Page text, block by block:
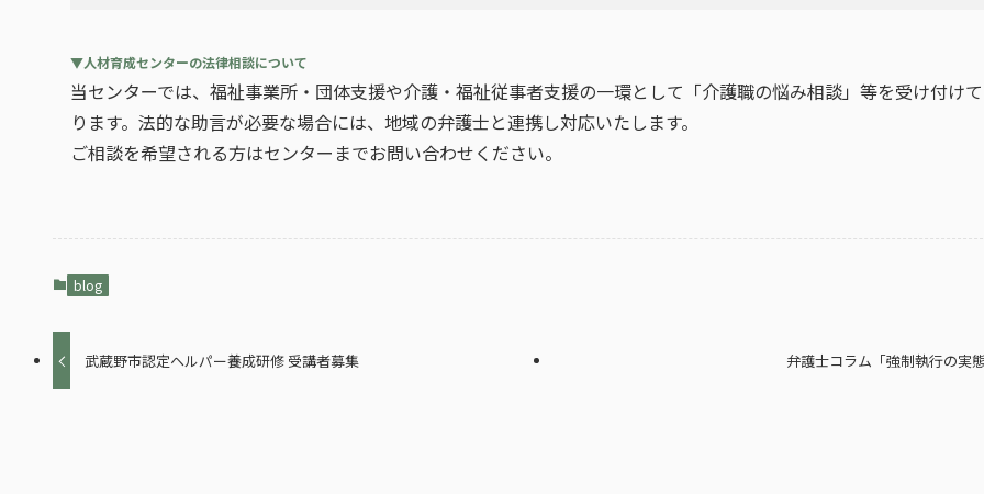
▼人材育成センターの法律相談について
当センターでは、福祉事業所・団体支援や介護・福祉従事者支援の一環として「介護職の悩み相談」等を受け付け
ります。法的な助言が必要な場合には、地域の弁護士と連携し対応いたします。
ご相談を希望される方はセンターまでお問い合わせください。
blog
武蔵野市認定ヘルパー養成研修 受講者募集 弁護士コラム「強制執行の実